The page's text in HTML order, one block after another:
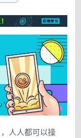
人人都可以操